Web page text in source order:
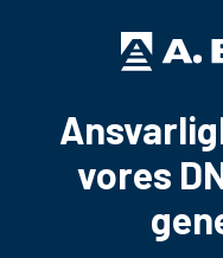
vores